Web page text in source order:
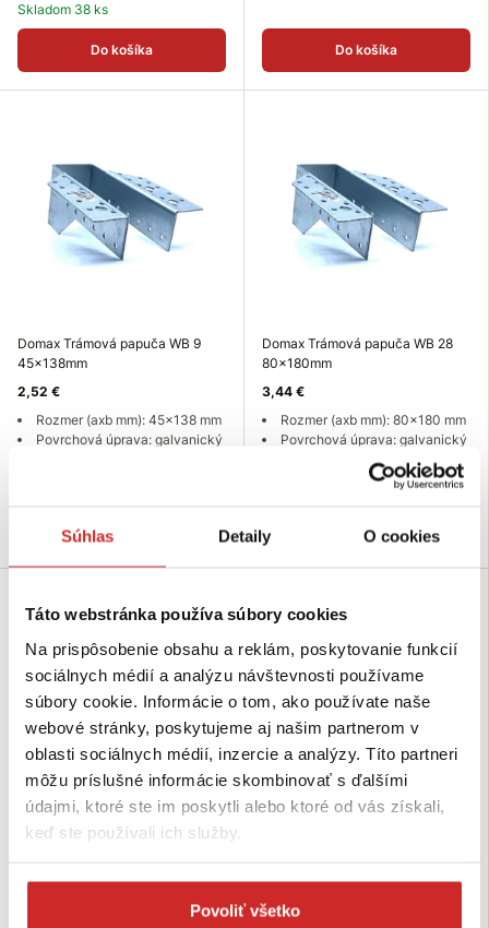
Súhlas Detaily O cookies
Táto webstránka používa súbory cookies
Na prispôsobenie obsahu a reklám, poskytovanie funkcií
sociálnych médií a analýzu návštevnosti používame
súbory cookie. Informácie o tom, ako používate naše
webové stránky, poskytujeme aj našim partnerom v
oblasti sociálnych médií, inzercie a analýzy. Títo partneri
môžu príslušné informácie skombinovať s ďalšími
údajmi, ktoré ste im poskytli alebo ktoré od vás získali,
keď ste používali ich služby.
Povoliť všetko
Skladom 38 ks
Do košíka Do košíka
Domax Trámová papuča WB 9
45x138mm
2,52 €
Rozmer (axb mm): 45x138 mm
Povrchová úprava: galvanický
Dopytovať dostupnosť
Domax Trámová papuča WB 28
80x180mm
3,44 €
Rozmer (axb mm): 80x180 mm
Povrchová úprava: galvanický
Do košíka
115x163x75mm
100x170x75 mm